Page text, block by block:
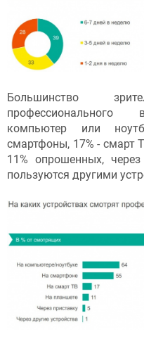
Большинство
профессионального
компьютер или
смартфоны, 17% - смарт
11% опрошенных,
пользуются другими